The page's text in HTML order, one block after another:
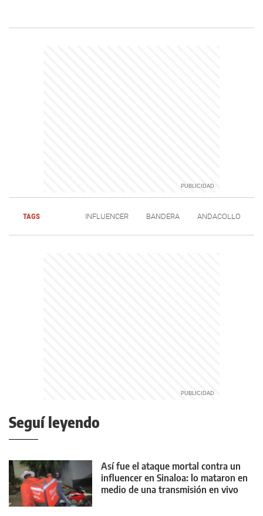
TAGS INFLUENCER BANDERA ANDACOLLO
Seguí leyendo
Así fue el ataque mortal contra un
influencer en Sinaloa: lo mataron en
medio de una transmisión en vivo